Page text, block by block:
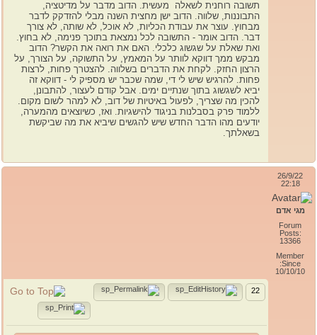
תשובה רוחנית לשאלה מעשית. הדוב מדבר על מדיטציה,
התבוננות, שלווה. הדוב ישן מחצית השנה מבלי להזדקק לדבר
מבחוץ. עוצר את עבודת הכליות, לא אוכל, לא שותה, לא צורך
דבר. הדוב אומר - התשובה לכל נמצאת בתוכך פנימה, לא בחוץ.
ואת שאלת על שגשוג כלכלי. האם את רואה את הקשר? הדוב
מבקש ממך דווקא לוותר על המאמץ, על התשוקה, על הצורך, על
הרצון החזק. לקחת את הדברים בשלווה. להצטרך פחות, לרצות
פחות. להרגיש שיש לי די, שמה שכבר יש מספיק לי - דווקא זה
יביא לשגשוג בתוך שנתיים ימים. אבל קודם לעצור, להתבונן,
להכין מה שצריך, לפעול באיטיות של דוב, לא למהר לשום מקום.
ללמוד פרק בסבלנות בניגוד להישגיות. ואז, כשיוצאים מהמערה,
יודעים מהו הדבר החדש שיש להגשים שיביא את מה שביקשת
בשאלתך.
26/9/22
22:18
מגי אדם
Forum
Posts:
13366
Member
Since:
10/10/10
22